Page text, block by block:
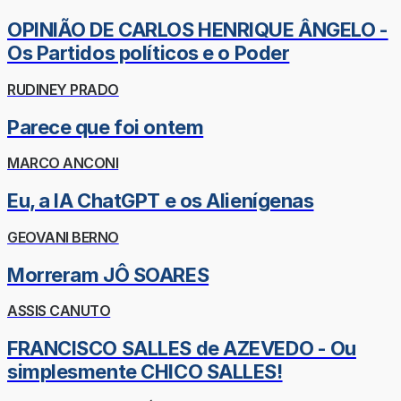
OPINIÃO DE CARLOS HENRIQUE ÂNGELO -
Os Partidos políticos e o Poder
RUDINEY PRADO
Parece que foi ontem
MARCO ANCONI
Eu, a IA ChatGPT e os Alienígenas
GEOVANI BERNO
Morreram JÔ SOARES
ASSIS CANUTO
FRANCISCO SALLES de AZEVEDO - Ou
simplesmente CHICO SALLES!